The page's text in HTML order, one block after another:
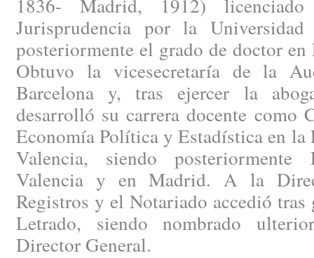
1836- Madrid, 1912)
Jurisprudencia por la
posteriormente el grado de doctor
Obtuvo la vicesecretaría de la
Barcelona y, tras ejercer la
desarrolló su carrera docente como
Economía Política y Estadística en la
Valencia, siendo
Valencia y en Madrid. A la
Registros y el Notariado accedió tras
Letrado, siendo nombrado
Director General.